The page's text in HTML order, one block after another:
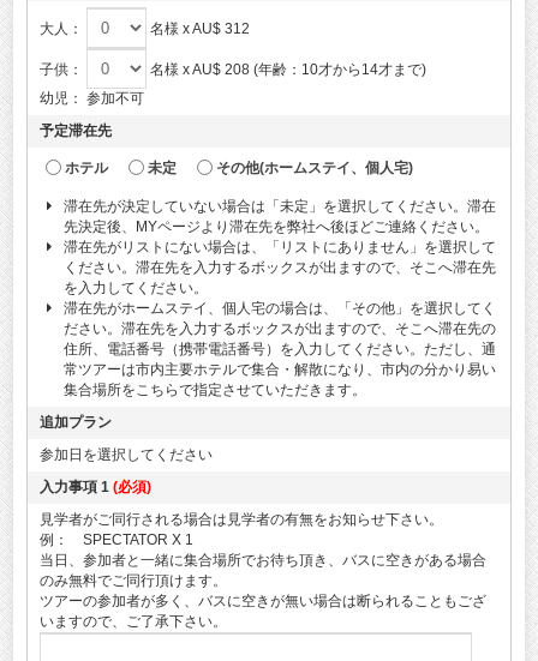
大人： 名様 x AU$ 312
子供：
名様 x AU$ 208 (年齢：10才から14才まで)
幼児： 参加不可
予定滞在先
ホテル 未定 その他(ホームステイ、個人宅)
滞在先が決定していない場合は「未定」を選択してください。滞在
先決定後、MYページより滞在先を弊社へ後ほどご連絡ください。
滞在先がリストにない場合は、「リストにありません」を選択して
ください。滞在先を入力するボックスが出ますので、そこへ滞在先
を入力してください。
滞在先がホームステイ、個人宅の場合は、「その他」を選択してく
ださい。滞在先を入力するボックスが出ますので、そこへ滞在先の
住所、電話番号（携帯電話番号）を入力してください。ただし、通
常ツアーは市内主要ホテルで集合・解散になり、市内の分かり易い
集合場所をこちらで指定させていただきます。
追加プラン
参加日を選択してください
入力事項 1 (必須)
見学者がご同行される場合は見学者の有無をお知らせ下さい。
例： SPECTATOR X 1
当日、参加者と一緒に集合場所でお待ち頂き、バスに空きがある場合
のみ無料でご同行頂けます。
ツアーの参加者が多く、バスに空きが無い場合は断られることもござ
いますので、ご了承下さい。